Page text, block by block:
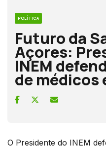
POLÍTICA
Futuro da
Açores:
INEM
de
O Presidente do INEM